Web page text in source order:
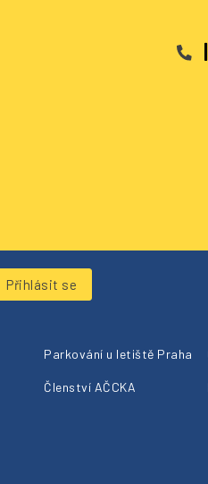
Přihlásit se
Parkování u letiště Praha
Členství AČCKA